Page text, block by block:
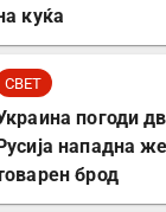
куќа
СВЕТ
погоди
нападна
брод